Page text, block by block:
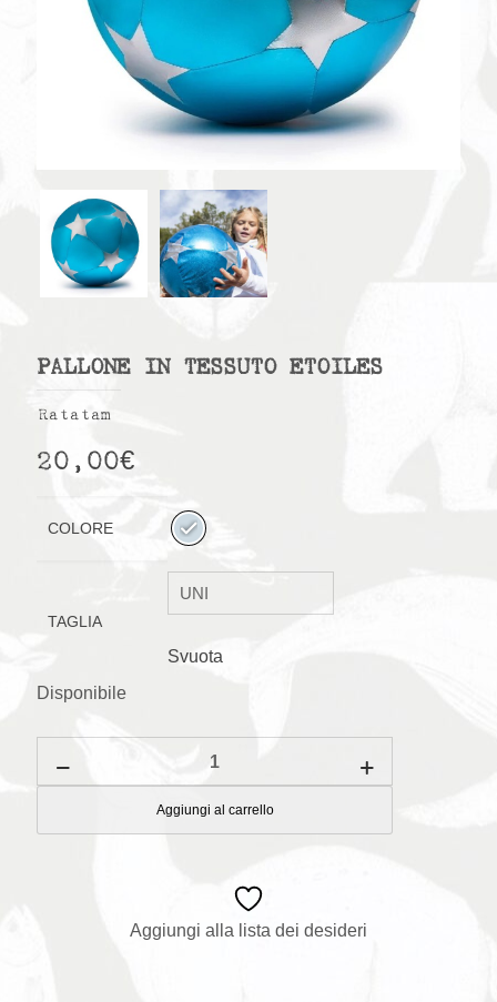
PALLONE IN TESSUTO ETOILES
Ratatam
20,00€
COLORE
TAGLIA
Svuota
Disponibile
tessuto
quantità
Aggiungi al carrello
Aggiungi alla lista dei desideri